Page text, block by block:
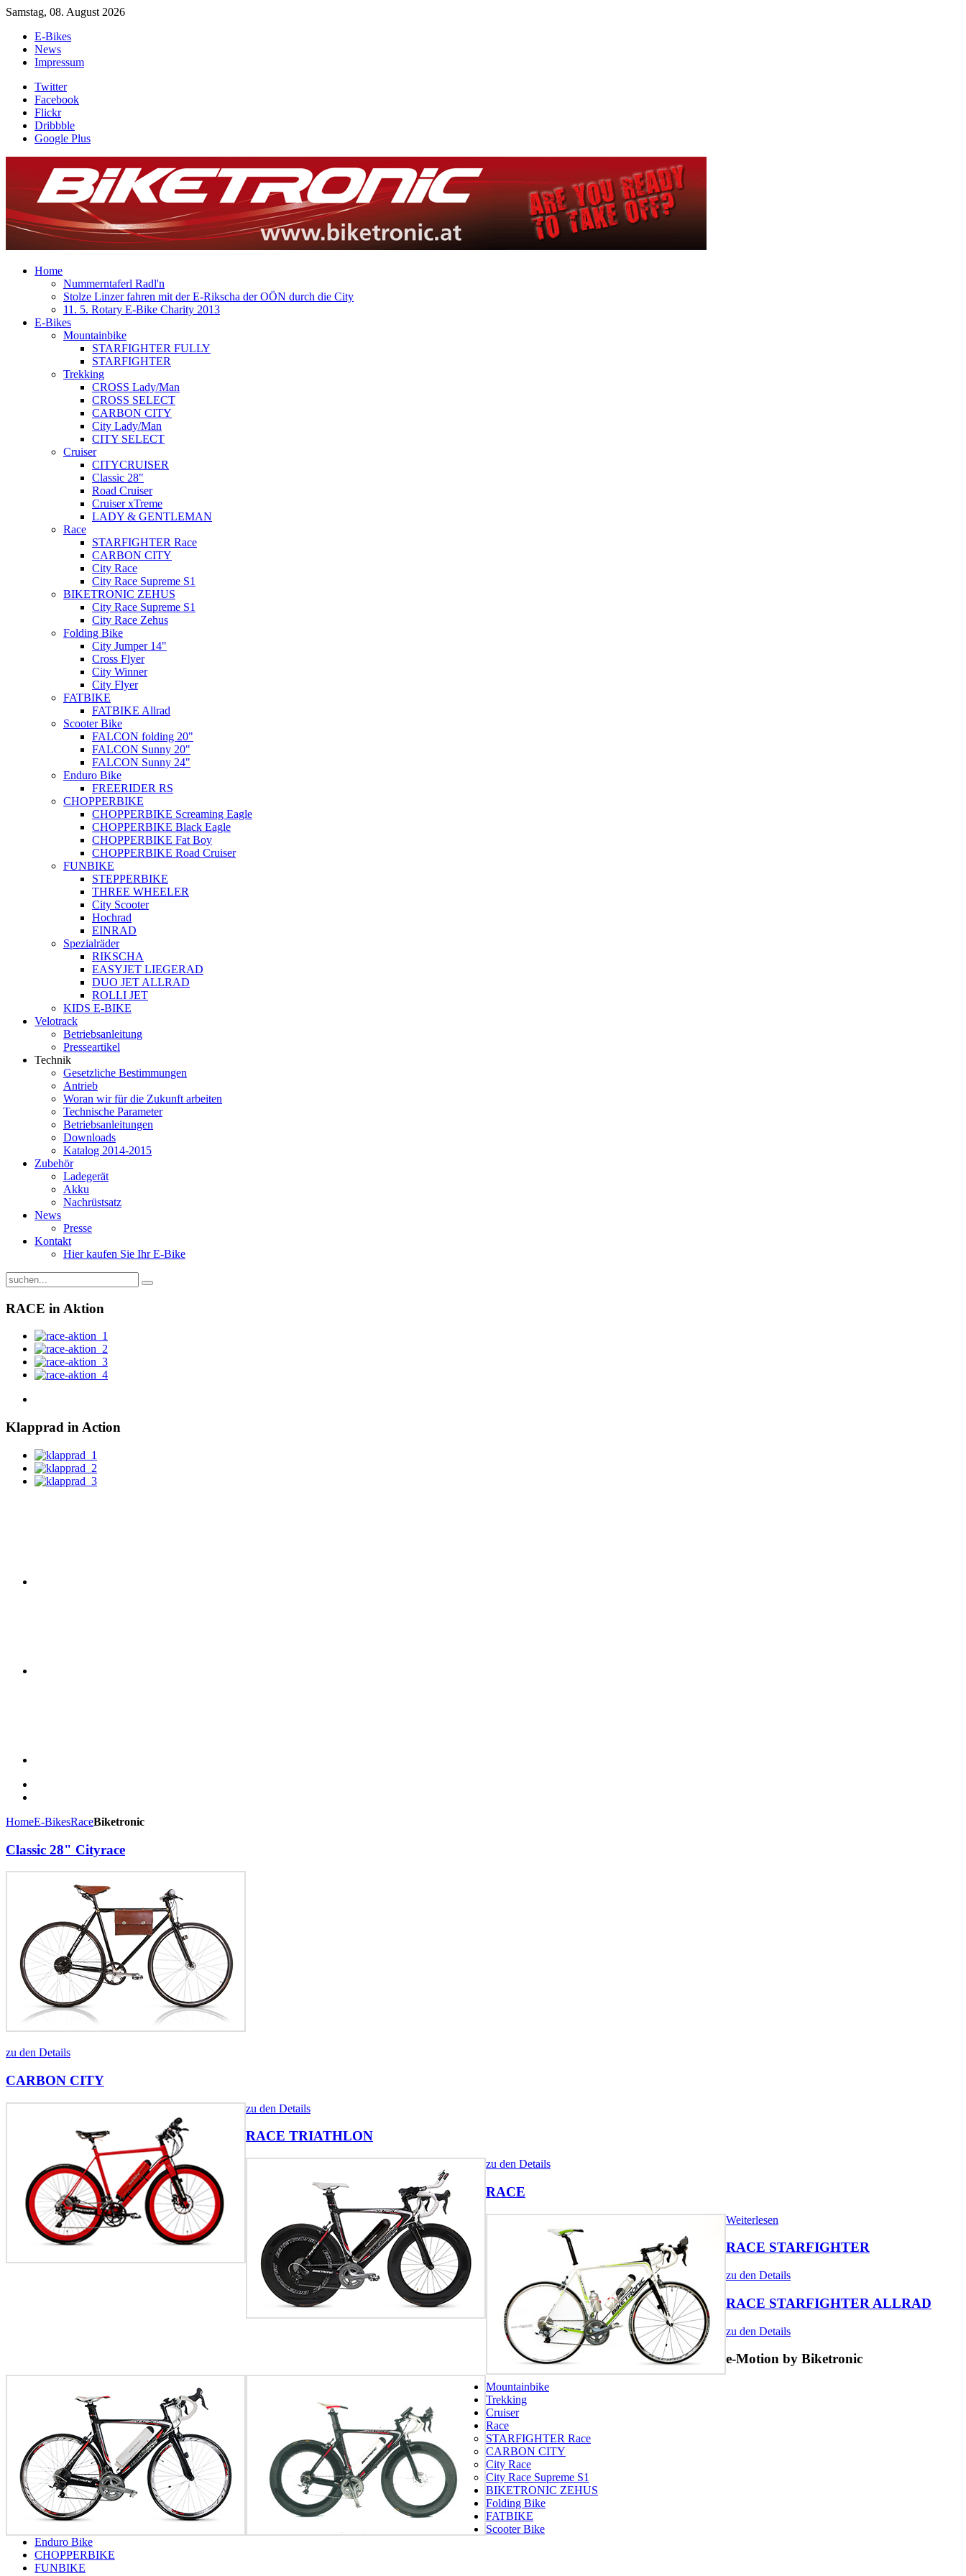
Samstag, 08. August 2026
E-Bikes
News
Impressum
Twitter
Facebook
Flickr
Dribbble
Google Plus
Home
Nummerntaferl Radl'n
Stolze Linzer fahren mit der E-Rikscha der OÖN durch die City
11. 5. Rotary E-Bike Charity 2013
E-Bikes
Mountainbike
STARFIGHTER FULLY
STARFIGHTER
Trekking
CROSS Lady/Man
CROSS SELECT
CARBON CITY
City Lady/Man
CITY SELECT
Cruiser
CITYCRUISER
Classic 28"
Road Cruiser
Cruiser xTreme
LADY & GENTLEMAN
Race
STARFIGHTER Race
CARBON CITY
City Race
City Race Supreme S1
BIKETRONIC ZEHUS
City Race Supreme S1
City Race Zehus
Folding Bike
City Jumper 14"
Cross Flyer
City Winner
City Flyer
FATBIKE
FATBIKE Allrad
Scooter Bike
FALCON folding 20"
FALCON Sunny 20"
FALCON Sunny 24"
Enduro Bike
FREERIDER RS
CHOPPERBIKE
CHOPPERBIKE Screaming Eagle
CHOPPERBIKE Black Eagle
CHOPPERBIKE Fat Boy
CHOPPERBIKE Road Cruiser
FUNBIKE
STEPPERBIKE
THREE WHEELER
City Scooter
Hochrad
EINRAD
Spezialräder
RIKSCHA
EASYJET LIEGERAD
DUO JET ALLRAD
ROLLI JET
KIDS E-BIKE
Velotrack
Betriebsanleitung
Presseartikel
Technik
Gesetzliche Bestimmungen
Antrieb
Woran wir für die Zukunft arbeiten
Technische Parameter
Betriebsanleitungen
Downloads
Katalog 2014-2015
Zubehör
Ladegerät
Akku
Nachrüstsatz
News
Presse
Kontakt
Hier kaufen Sie Ihr E-Bike
RACE in Aktion
Klapprad in Action
HomeE-BikesRaceBiketronic
Classic 28" Cityrace
zu den Details
CARBON CITY
zu den Details
RACE TRIATHLON
zu den Details
RACE
Weiterlesen
RACE STARFIGHTER
zu den Details
RACE STARFIGHTER ALLRAD
zu den Details
e-Motion by Biketronic
Mountainbike
Trekking
Cruiser
Race
STARFIGHTER Race
CARBON CITY
City Race
City Race Supreme S1
BIKETRONIC ZEHUS
Folding Bike
FATBIKE
Scooter Bike
Enduro Bike
CHOPPERBIKE
FUNBIKE